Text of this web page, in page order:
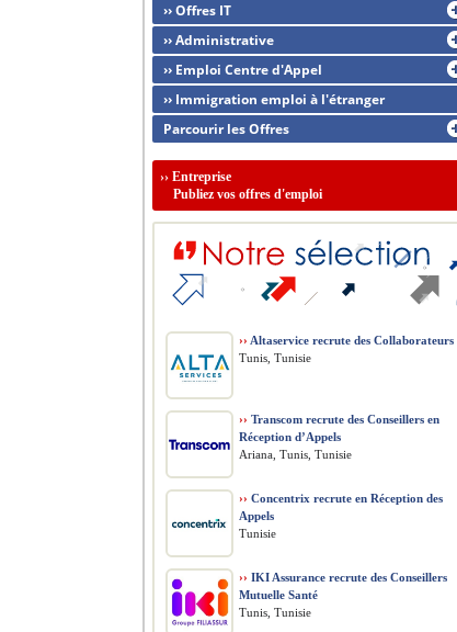
›› Offres IT
›› Administrative
›› Emploi Centre d'Appel
›› Immigration emploi à l'étranger
Parcourir les Offres
›› Entreprise
Publiez vos offres d'emploi
›› Altaservice recrute des Collaborateurs
Tunis, Tunisie
›› Transcom recrute des Conseillers en
Réception d’Appels
Ariana, Tunis, Tunisie
›› Concentrix recrute en Réception des
Appels
Tunisie
›› IKI Assurance recrute des Conseillers
Mutuelle Santé
Tunis, Tunisie